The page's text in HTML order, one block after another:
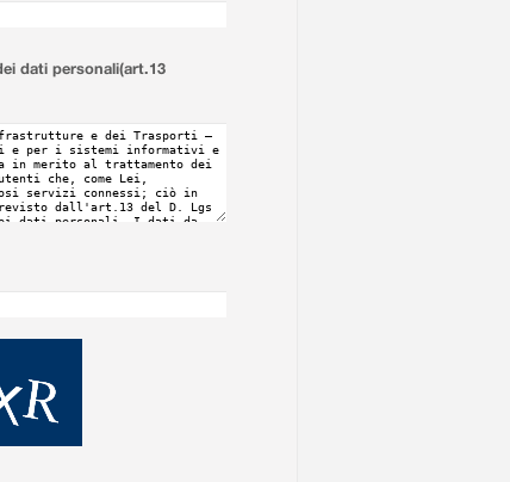
dati personali(art.13